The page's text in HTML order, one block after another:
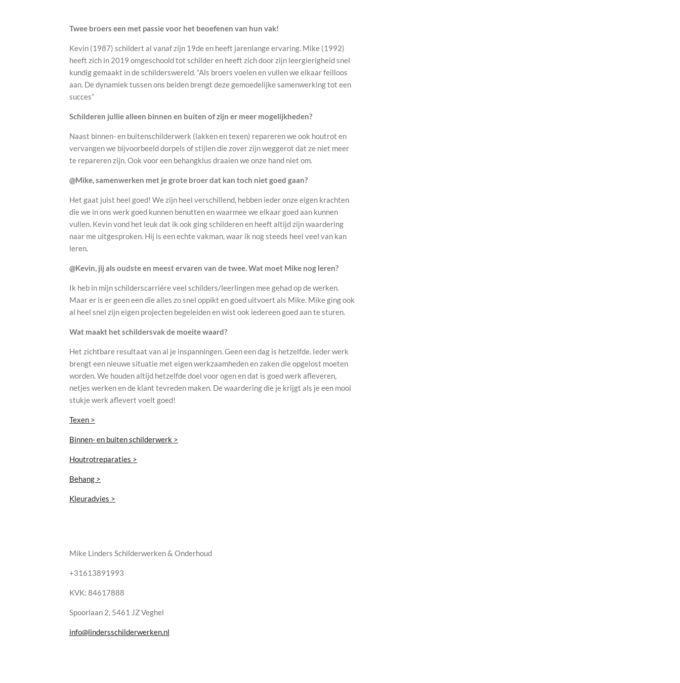
Twee broers een met passie voor het beoefenen van hun vak!
Kevin (1987) schildert al vanaf zijn 19de en heeft jarenlange ervaring. Mike (1992)
heeft zich in 2019 omgeschoold tot schilder en heeft zich door zijn leergierigheid snel
kundig gemaakt in de schilderswereld. “Als broers voelen en vullen we elkaar feilloos
aan. De dynamiek tussen ons beiden brengt deze gemoedelijke samenwerking tot een
succes”
Schilderen jullie alleen binnen en buiten of zijn er meer mogelijkheden?
Naast binnen- en buitenschilderwerk (lakken en texen) repareren we ook houtrot en
vervangen we bijvoorbeeld dorpels of stijlen die zover zijn weggerot dat ze niet meer
te repareren zijn. Ook voor een behangklus draaien we onze hand niet om.
@Mike, samenwerken met je grote broer dat kan toch niet goed gaan?
Het gaat juist heel goed! We zijn heel verschillend, hebben ieder onze eigen krachten
die we in ons werk goed kunnen benutten en waarmee we elkaar goed aan kunnen
vullen. Kevin vond het leuk dat ik ook ging schilderen en heeft altijd zijn waardering
naar me uitgesproken. Hij is een echte vakman, waar ik nog steeds heel veel van kan
leren.
@Kevin, jij als oudste en meest ervaren van de twee. Wat moet Mike nog leren?
Ik heb in mijn schilderscarriére veel schilders/leerlingen mee gehad op de werken.
Maar er is er geen een die alles zo snel oppikt en goed uitvoert als Mike. Mike ging ook
al heel snel zijn eigen projecten begeleiden en wist ook iedereen goed aan te sturen.
Wat maakt het schildersvak de moeite waard?
Het zichtbare resultaat van al je inspanningen. Geen een dag is hetzelfde. Ieder werk
brengt een nieuwe situatie met eigen werkzaamheden en zaken die opgelost moeten
worden. We houden altijd hetzelfde doel voor ogen en dat is goed werk afleveren,
netjes werken en de klant tevreden maken. De waardering die je krijgt als je een mooi
stukje werk aflevert voelt goed!
Texen >
Binnen- en buiten schilderwerk >
Houtrotreparaties >
Behang >
Kleuradvies >
Mike Linders Schilderwerken & Onderhoud
+31613891993
KVK: 84617888
Spoorlaan 2, 5461 JZ Veghel
info@lindersschilderwerken.nl